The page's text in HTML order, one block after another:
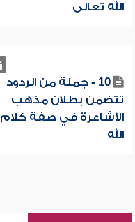
الله تعالى
10 - جملة من الردود
تتضمن بطلان مذهب
الأشاعرة في صفة كلام
الله